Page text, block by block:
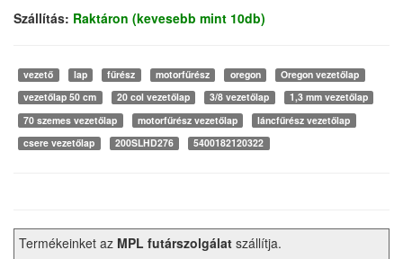
Szállítás: Raktáron (kevesebb mint 10db)
vezető lap fűrész motorfűrész oregon
Oregon vezetőlap
vezetőlap 50 cm
20 col vezetőlap 3/8 vezetőlap
1,3 mm vezetőlap
70 szemes vezetőlap
motorfűrész vezetőlap
láncfűrész vezetőlap
csere vezetőlap
200SLHD276 5400182120322
Termékeinket az MPL futárszolgálat szállítja.